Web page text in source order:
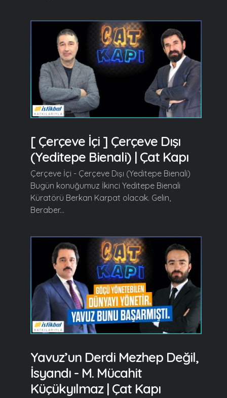
[ Çerçeve İçi ] Çerçeve Dışı
(Yeditepe Bienali) | Çat Kapı
Çerçeve İçi - Çerçeve Dışı (Yeditepe Bienali)
Bugün konuğumuz İkinci Yeditepe Bienali
Küratörü Berkan Karpat olacak. Gelin,
Beraber...
Yavuz’un Derdi Mezhep Değil,
İsyandı - M. Mücahit
Küçükyılmaz | Çat Kapı